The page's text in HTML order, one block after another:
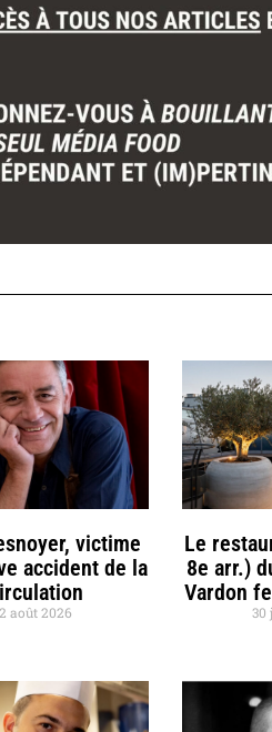
victime
accident de la
2 août 2026
Le
8e arr.)
Vardon
30